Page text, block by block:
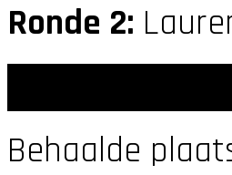
Ronde 2:
Behaalde